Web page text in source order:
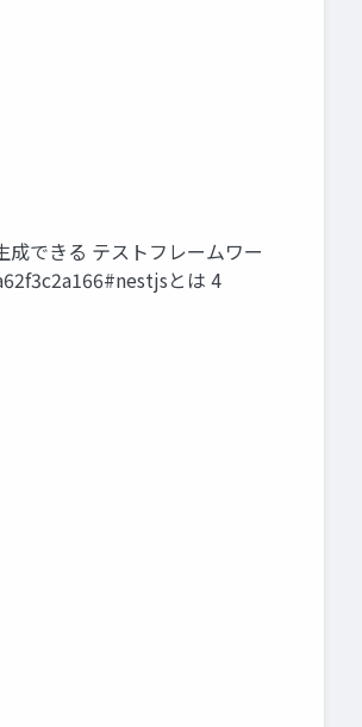
できる テストフレームワー
とは 4